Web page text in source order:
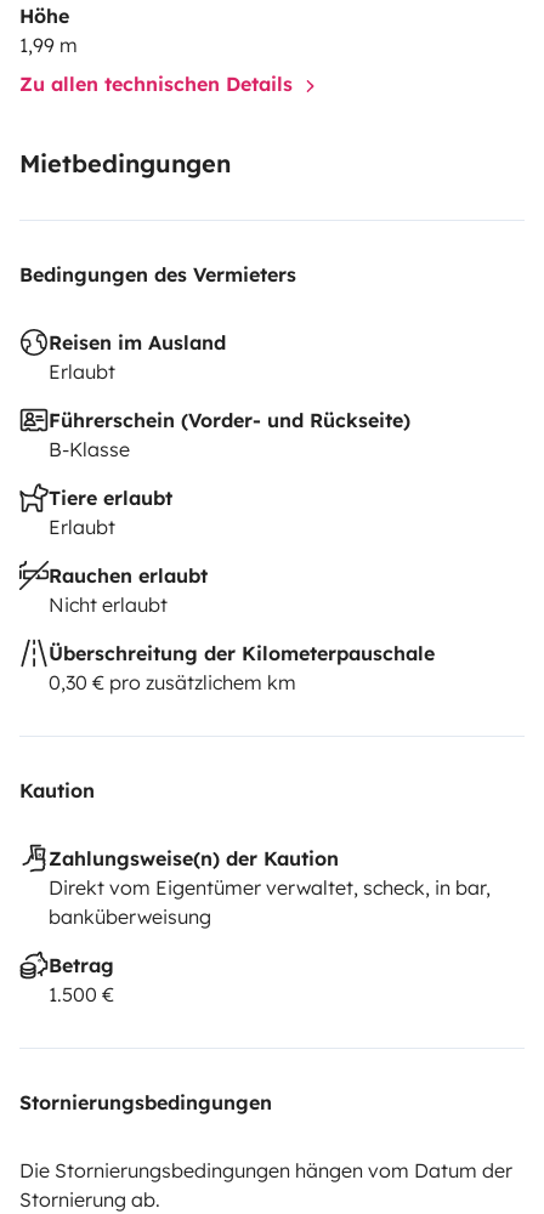
Höhe
1,99 m
Zu allen technischen Details
Mietbedingungen
Bedingungen des Vermieters
Reisen im Ausland
Erlaubt
Führerschein (Vorder- und Rückseite)
B-Klasse
Tiere erlaubt
Erlaubt
Rauchen erlaubt
Nicht erlaubt
Überschreitung der Kilometerpauschale
0,30 € pro zusätzlichem km
Kaution
Zahlungsweise(n) der Kaution
Direkt vom Eigentümer verwaltet, scheck, in bar,
banküberweisung
Betrag
1.500 €
Stornierungsbedingungen
Die Stornierungsbedingungen hängen vom Datum der
Stornierung ab.